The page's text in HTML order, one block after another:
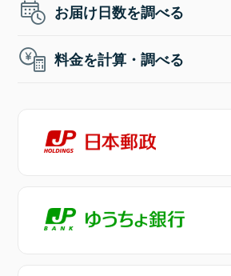
お届け日数を調べる
料金を計算・調べる